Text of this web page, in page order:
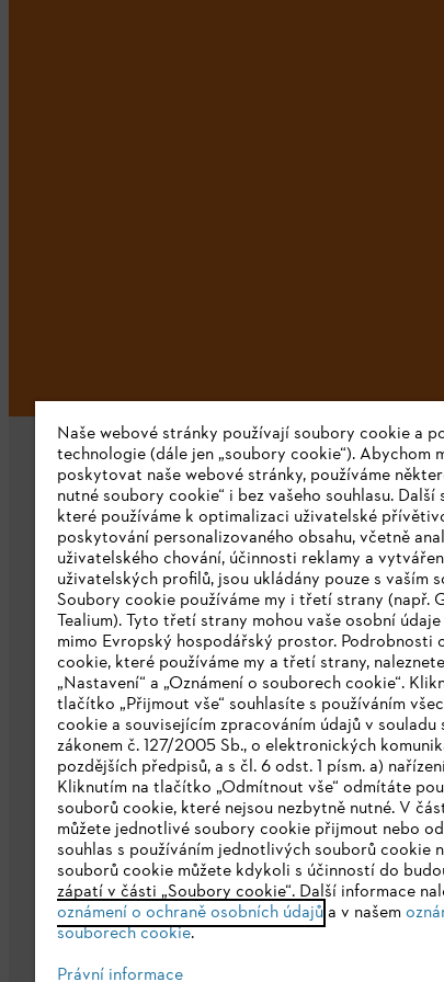
Společnost
O nás
Stáhnout katalog
Oznamovací systém STIHL
Ochrana osobních údajů Právní
Naše webové stránky používají soubory cookie a
technologie (dále jen „soubory cookie“). Abychom
poskytovat naše webové stránky, používáme
nutné soubory cookie“ i bez vašeho souhlasu.
které používáme k optimalizaci uživatelské
poskytování personalizovaného obsahu, včetně
uživatelského chování, účinnosti reklamy a
uživatelských profilů, jsou ukládány pouze s vaším
Soubory cookie používáme my i třetí strany (např.
Tealium). Tyto třetí strany mohou vaše osobní
mimo Evropský hospodářský prostor. Podrobnosti
cookie, které používáme my a třetí strany,
„Nastavení“ a „Oznámení o souborech cookie“.
tlačítko „Přijmout vše“ souhlasíte s používáním
cookie a souvisejícím zpracováním údajů v souladu
zákonem č. 127/2005 Sb., o elektronických
pozdějších předpisů, a s čl. 6 odst. 1 písm. a)
Kliknutím na tlačítko „Odmítnout vše“ odmítáte
souborů cookie, které nejsou nezbytně nutné. V
můžete jednotlivé soubory cookie přijmout nebo
souhlas s používáním jednotlivých souborů cookie
souborů cookie můžete kdykoli s účinností do
zápatí v části „Soubory cookie“. Další informace
oznámení o ochraně osobních údajůa v našem
souborech cookie.
Právní informace